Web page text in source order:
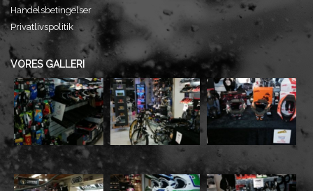
Handelsbetingelser
Privatlivspolitik
VORES GALLERI